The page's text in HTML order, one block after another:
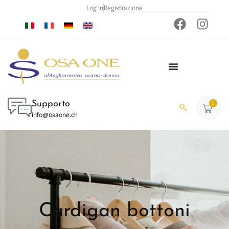
Log InRegistrazione
Supporto
info@osaone.ch
0
Cardigan bottoni